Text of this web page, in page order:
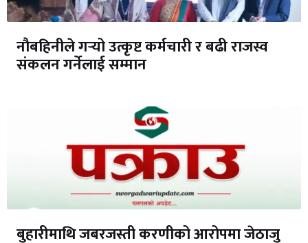
नौबहिनीले गर्‍यो उत्कृष्ट कर्मचारी र बढी राजस्व
संकलन गर्नेलाई सम्मान
बुहारीमाथि जबरजस्ती करणीको आरोपमा जेठाजु